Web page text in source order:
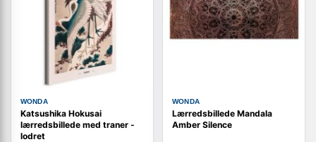
WONDA
Katsushika Hokusai
lærredsbillede med traner -
lodret
WONDA
Lærredsbillede Mandala
Amber Silence